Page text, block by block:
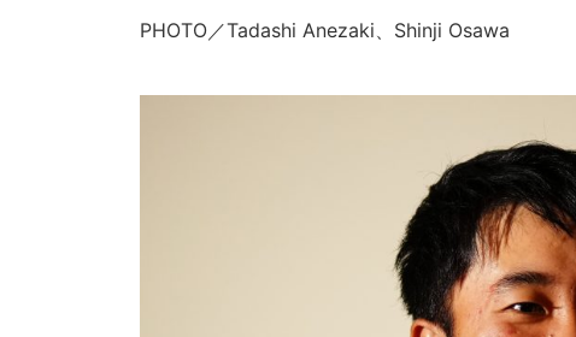
PHOTO／Tadashi Anezaki、Shinji Osawa